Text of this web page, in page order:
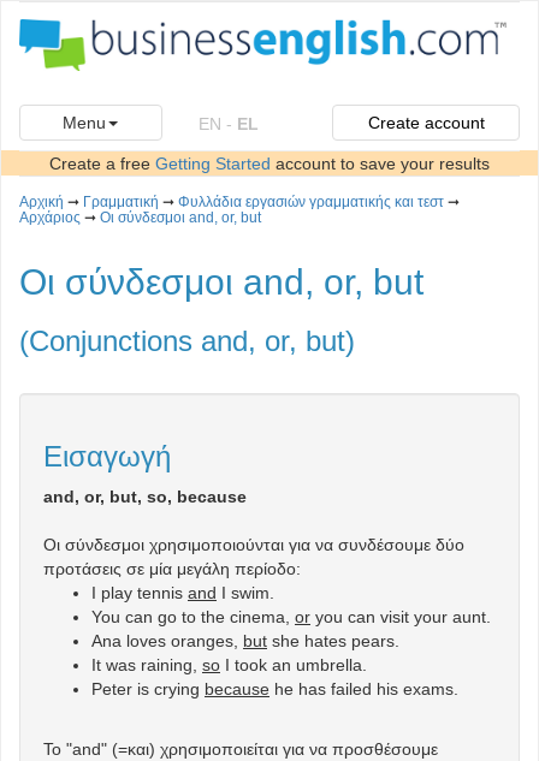
Menu EN - EL Create account
Create a free Getting Started account to save your results
Αρχική ➞ Γραμματική ➞ Φυλλάδια εργασιών γραμματικής και τεστ ➞
Αρχάριος ➞ Οι σύνδεσμοι and, or, but
Οι σύνδεσμοι and, or, but
(Conjunctions and, or, but)
Εισαγωγή
and, or, but, so, because
Οι σύνδεσμοι χρησιμοποιούνται για να συνδέσουμε δύο
προτάσεις σε μία μεγάλη περίοδο:
I play tennis and I swim.
You can go to the cinema, or you can visit your aunt.
Ana loves oranges, but she hates pears.
It was raining, so I took an umbrella.
Peter is crying because he has failed his exams.
Το "and" (=και) χρησιμοποιείται για να προσθέσουμε